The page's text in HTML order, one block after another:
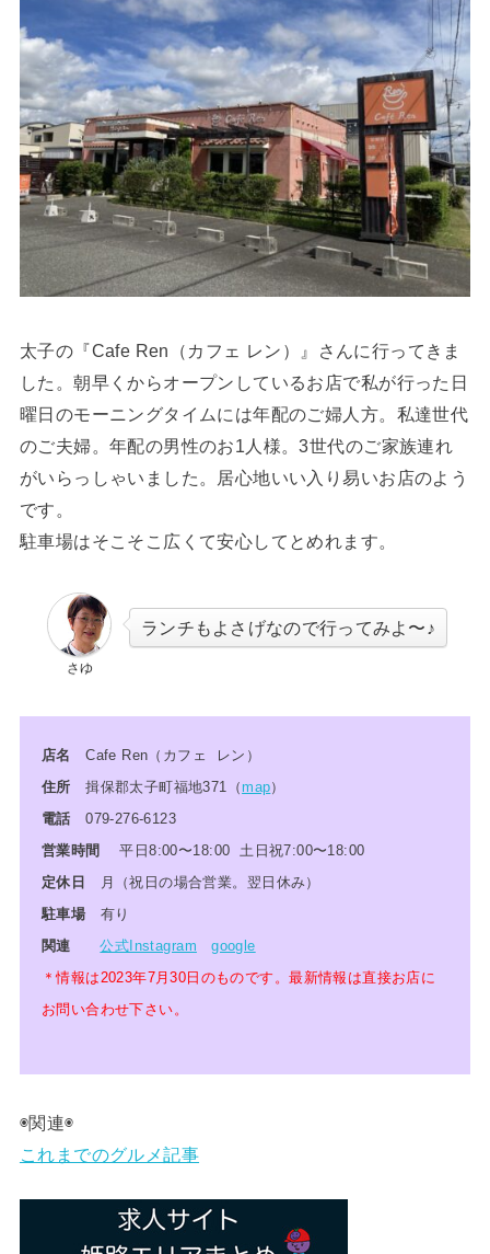
太子の『Cafe Ren（カフェ レン）』さんに行ってきま
した。朝早くからオープンしているお店で私が行った日
曜日のモーニングタイムには年配のご婦人方。私達世代
のご夫婦。年配の男性のお1人様。3世代のご家族連れ
がいらっしゃいました。居心地いい入り易いお店のよう
です。
駐車場はそこそこ広くて安心してとめれます。
さゆ
ランチもよさげなので行ってみよ〜♪
店名
Cafe Ren（カフェ レン）
住所 揖保郡太子町福地371（ map）
電話079-276-6123
営業時間
平日8:00〜18:00 土日祝7:00〜18:00
定休日
月（祝日の場合営業。翌日休み）
駐車場 有り
関連
公式Instagram
google
＊情報は2023年7月30日のものです。最新情報は直接お店に
お問い合わせ下さい。
◉関連◉
これまでのグルメ記事